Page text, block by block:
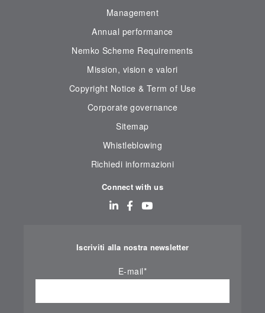
Management
Annual performance
Nemko Scheme Requirements
Mission, vision e valori
Copyright Notice & Term of Use
Corporate governance
Sitemap
Whistleblowing
Richiedi informazioni
Connect with us
Iscriviti alla nostra newsletter
E-mail*